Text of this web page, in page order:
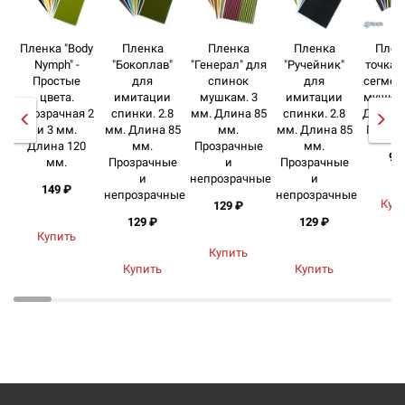
Пленка "Body
Nymph" -
Простые
цвета.
Прозрачная 2
и 3 мм.
Длина 120
мм.
149 ₽
Купить
Пленка
"Бокоплав"
для
имитации
спинки. 2.8
мм. Длина 85
мм.
Прозрачные
и
непрозрачные
129 ₽
Купить
Пленка
"Генерал" для
спинок
мушкам. 3
мм. Длина 85
мм.
Прозрачные
и
непрозрачные
129 ₽
Купить
Пленка
"Ручейник"
для
имитации
спинки. 2.8
мм. Длина 85
мм.
Прозрачные
и
непрозрачные
129 ₽
Купить
Длина
99